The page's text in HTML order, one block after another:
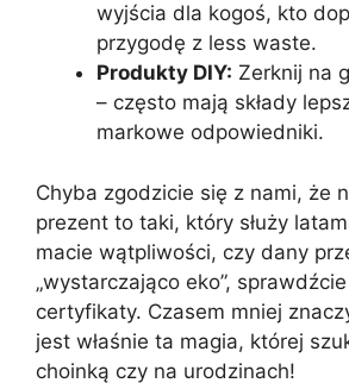
wyjścia dla kogoś, kto
przygodę z less waste.
Produkty DIY: Zerknij na
– często mają składy
markowe odpowiedniki.
Chyba zgodzicie się z nami, że
prezent to taki, który służy
macie wątpliwości, czy dany
„wystarczająco eko”,
certyfikaty. Czasem mniej
jest właśnie ta magia, której
choinką czy na urodzinach!